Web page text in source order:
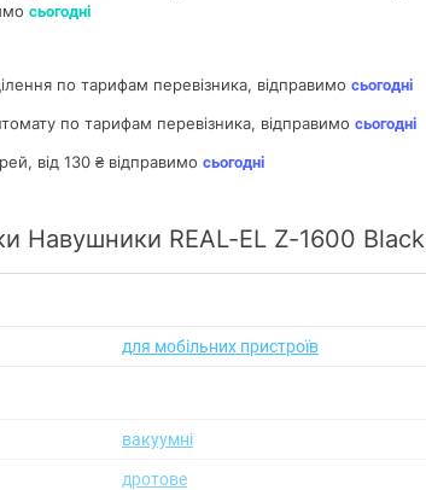
сьогодні
по тарифам перевізника, відправимо сьогодні
по тарифам перевізника, відправимо сьогодні
від 130 ₴ відправимо сьогодні
Навушники REAL-EL Z-1600 Black
для мобільних пристроїв
вакуумні
дротове